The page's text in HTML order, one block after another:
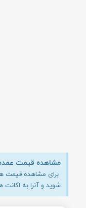
مشاهده قیمت
برای مشاهده قیمت
شوید و آنرا به اکانت